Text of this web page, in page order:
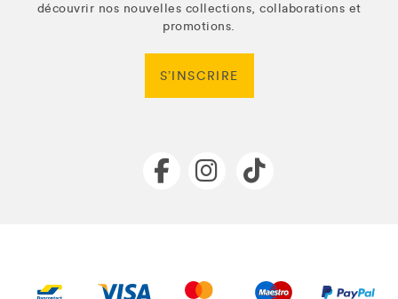
découvrir nos nouvelles collections, collaborations et
promotions.
S’INSCRIRE